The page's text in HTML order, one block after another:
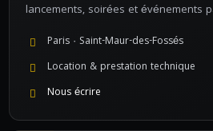
lancements, soirées et événements
Paris · Saint-Maur-des-Fossés
Location & prestation technique
Nous écrire